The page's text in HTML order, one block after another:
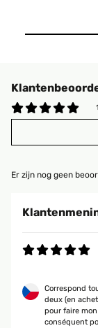
Er zijn nog geen
Correspond
deux (en
pour faire
conséquent